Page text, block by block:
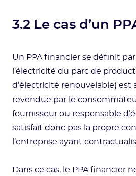
3.2 Le cas d’un
Un PPA financier se définit
l’électricité du parc de
d’électricité renouvelable) est
revendue par le
fournisseur ou responsable
satisfait donc pas la propre
l’entreprise ayant
Dans ce cas, le PPA financier